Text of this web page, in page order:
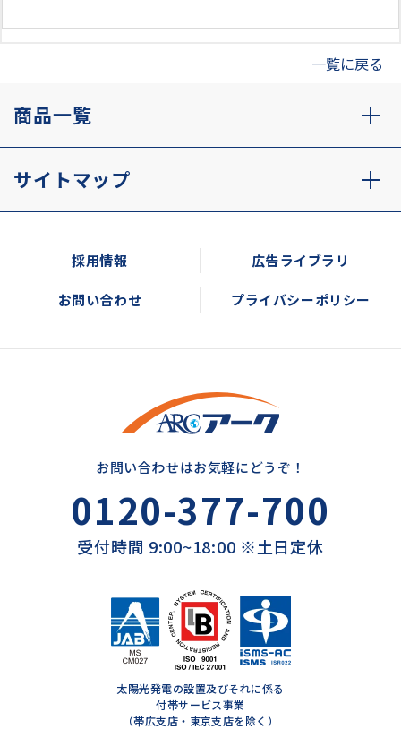
一覧に戻る
商品一覧
サイトマップ
採用情報 広告ライブラリ
お問い合わせ プライバシーポリシー
お問い合わせはお気軽にどうぞ！
0120-377-700
受付時間 9:00~18:00 ※土日定休
太陽光発電の設置及びそれに係る
付帯サービス事業
（帯広支店・東京支店を除く）